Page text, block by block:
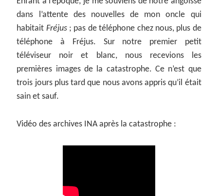
dans l’attente des nouvelles de mon oncle qui
habitait Fréjus; pas de téléphone chez nous, plus de
téléphone à Fréjus. Sur notre premier petit
téléviseur noir et blanc, nous recevions les
premières images de la catastrophe. Ce n’est que
trois jours plus tard que nous avons appris qu’il était
sain et sauf.
Vidéo des archives INA après la catastrophe :